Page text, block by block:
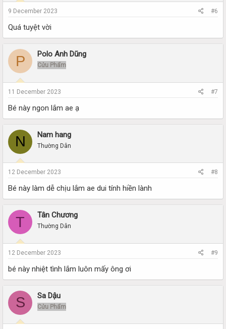
9 December 2023 #6
Quá tuyệt vời
P Polo Anh Dũng
Cửu Phẩm
11 December 2023 #7
Bé này ngon lắm ae ạ
N Nam hang
Thường Dân
12 December 2023 #8
Bé này làm dễ chịu lắm ae dui tính hiền lành
T Tân Chương
Thường Dân
12 December 2023 #9
bé này nhiệt tình lắm luôn mấy ông ơi
S Sa Dậu
Cửu Phẩm